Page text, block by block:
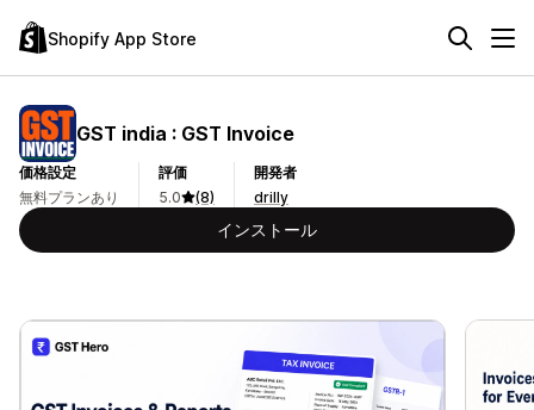
Shopify App Store
GST india : GST Invoice
価格設定
無料プランあり
評価
5.0
(8)
開発者
drilly
インストール